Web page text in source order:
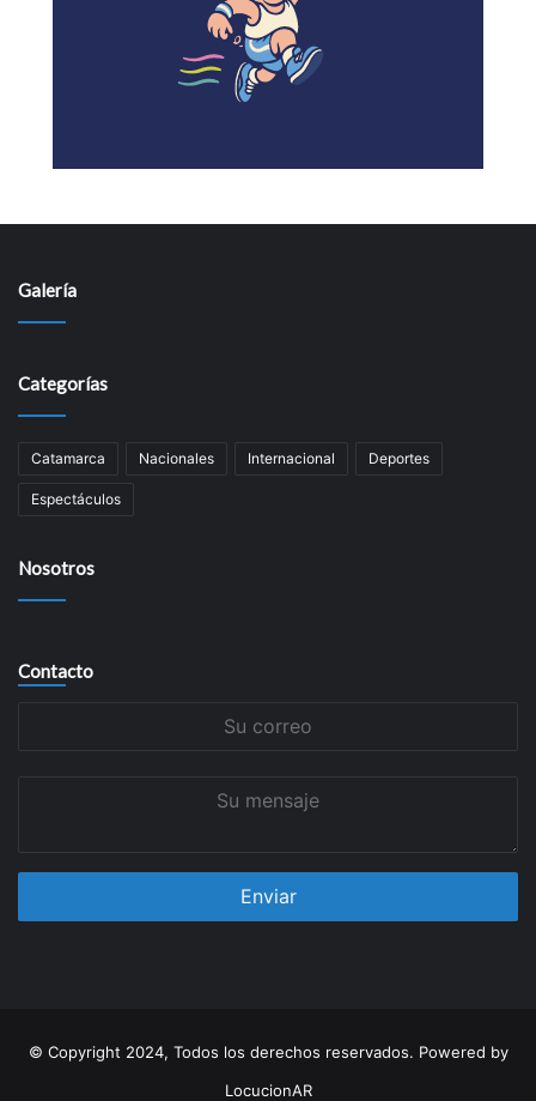
Galería
Categorías
Catamarca Nacionales Internacional Deportes
Espectáculos
Nosotros
Contacto
© Copyright 2024, Todos los derechos reservados. Powered by
LocucionAR